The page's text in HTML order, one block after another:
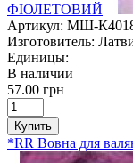
ФІОЛЕТОВИЙ
Артикул: МШ-
Изготовитель:
Единицы:
В наличии
57.00 грн
Купить
*RR Вовна для